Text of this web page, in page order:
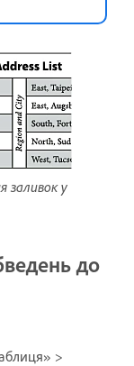
заливок у
до
>